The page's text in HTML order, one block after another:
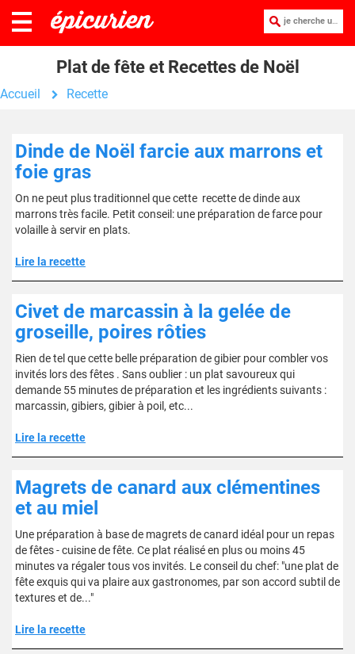
je cherche une recette :
Plat de fête et Recettes de Noël
Accueil Recette
Dinde de Noël farcie aux marrons et
foie gras
On ne peut plus traditionnel que cette recette de dinde aux
marrons très facile. Petit conseil: une préparation de farce pour
volaille à servir en plats.
Lire la recette
Civet de marcassin à la gelée de
groseille, poires rôties
Rien de tel que cette belle préparation de gibier pour combler vos
invités lors des fêtes . Sans oublier : un plat savoureux qui
demande 55 minutes de préparation et les ingrédients suivants :
marcassin, gibiers, gibier à poil, etc...
Lire la recette
Magrets de canard aux clémentines
et au miel
Une préparation à base de magrets de canard idéal pour un repas
de fêtes - cuisine de fête. Ce plat réalisé en plus ou moins 45
minutes va régaler tous vos invités. Le conseil du chef: "une plat de
fête exquis qui va plaire aux gastronomes, par son accord subtil de
textures et de..."
Lire la recette